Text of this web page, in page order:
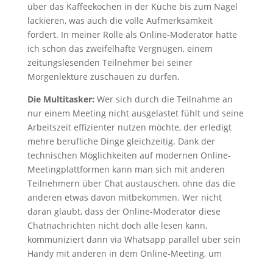
über das Kaffeekochen in der Küche bis zum Nägel
lackieren, was auch die volle Aufmerksamkeit
fordert. In meiner Rolle als Online-Moderator hatte
ich schon das zweifelhafte Vergnügen, einem
zeitungslesenden Teilnehmer bei seiner
Morgenlektüre zuschauen zu dürfen.
Die Multitasker: Wer sich durch die Teilnahme an
nur einem Meeting nicht ausgelastet fühlt und seine
Arbeitszeit effizienter nutzen möchte, der erledigt
mehre berufliche Dinge gleichzeitig. Dank der
technischen Möglichkeiten auf modernen Online-
Meetingplattformen kann man sich mit anderen
Teilnehmern über Chat austauschen, ohne das die
anderen etwas davon mitbekommen. Wer nicht
daran glaubt, dass der Online-Moderator diese
Chatnachrichten nicht doch alle lesen kann,
kommuniziert dann via Whatsapp parallel über sein
Handy mit anderen in dem Online-Meeting, um